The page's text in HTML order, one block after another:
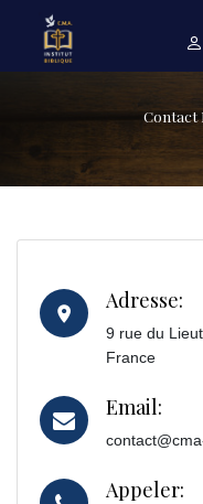
Contact
Adresse:
9 rue du
France
Email:
Appeler: